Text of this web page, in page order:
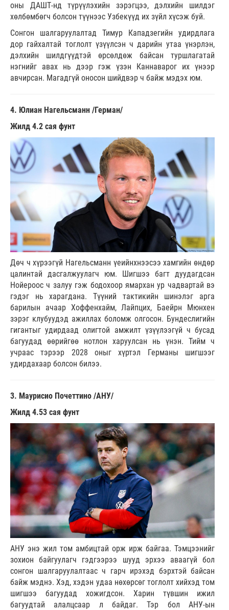
оны ДАШТ-нд түрүүлэхийн зэрэгцээ, дэлхийн шилдэг
хөлбөмбөгч болсон түүнээс Узбекүүд их зүйл хүсэж буй.
Сонгон шалгаруулалтад Тимур Кападзегийн удирдлага
дор гайхалтай тоглолт үзүүлсэн ч дарийн утаа үнэрлэн,
дэлхийн шилдгүүдтэй өрсөлдөж байсан туршлагатай
нэгнийг авах нь дээр гэж үзэн Каннаварог их үнээр
авчирсан. Магадгүй оносон шийдвэр ч байж мэдэх юм.
4. Юлиан Нагельсманн /Герман/
Жилд 4.2 сая фунт
Дөч ч хүрээгүй Нагельсманн үеийнхнээсээ хамгийн өндөр
цалинтай дасгалжуулагч юм. Шигшээ багт дуудагдсан
Нойероос ч залуу гэж бодохоор ямархан ур чадвартай вэ
гэдэг нь харагдана. Түүний тактикийн шинэлэг арга
барилын ачаар Хоффенхайм, Лайпцих, Баейрн Мюнхен
зэрэг клубуудэд ажиллах боломж олгосон. Бундеслигийн
гигантыг удирдаад олигтой амжилт үзүүлээгүй ч бусад
багуудад өөрийгөө нотлон харуулсан нь үнэн. Тийм ч
учраас тэрээр 2028 оныг хүртэл Германы шигшээг
удирдахаар болсон билээ.
3. Маурисио Почеттино /АНУ/
Жилд 4.53 сая фунт
АНУ энэ жил том амбицтай орж ирж байгаа. Тэмцээнийг
зохион байгуулагч гэдгээрээ шууд эрхээ аваагүй бол
сонгон шалгаруулалтаас ч гарч ирэхэд бэрхтэй байсан
байж мэднэ. Хэд, хэдэн удаа нөхөрсөг тоглолт хийхэд том
шигшээ багуудад хожигдсон. Харин түвшин ижил
багуудтай алалцсаар л байдаг. Тэр бол АНУ-ын